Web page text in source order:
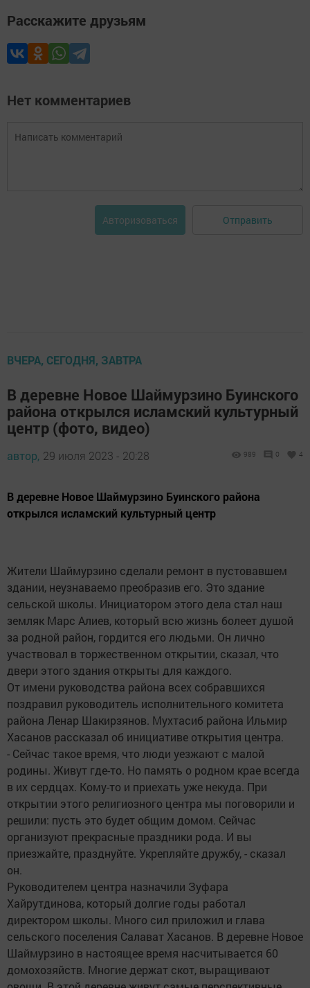
Расскажите друзьям
Нет комментариев
Авторизоваться Отправить
ВЧЕРА, СЕГОДНЯ, ЗАВТРА
В деревне Новое Шаймурзино Буинского
района открылся исламский культурный
центр (фото, видео)
автор, 29 июля 2023 - 20:28 989 0 4
В деревне Новое Шаймурзино Буинского района
открылся исламский культурный центр
Жители Шаймурзино сделали ремонт в пустовавшем
здании, неузнаваемо преобразив его. Это здание
сельской школы. Инициатором этого дела стал наш
земляк Марс Алиев, который всю жизнь болеет душой
за родной район, гордится его людьми. Он лично
участвовал в торжественном открытии, сказал, что
двери этого здания открыты для каждого.
От имени руководства района всех собравшихся
поздравил руководитель исполнительного комитета
района Ленар Шакирзянов. Мухтасиб района Ильмир
Хасанов рассказал об инициативе открытия центра.
- Сейчас такое время, что люди уезжают с малой
родины. Живут где-то. Но память о родном крае всегда
в их сердцах. Кому-то и приехать уже некуда. При
открытии этого религиозного центра мы поговорили и
решили: пусть это будет общим домом. Сейчас
организуют прекрасные праздники рода. И вы
приезжайте, празднуйте. Укрепляйте дружбу, - сказал
он.
Руководителем центра назначили Зуфара
Хайрутдинова, который долгие годы работал
директором школы. Много сил приложил и глава
сельского поселения Салават Хасанов. В деревне Новое
Шаймурзино в настоящее время насчитывается 60
домохозяйств. Многие держат скот, выращивают